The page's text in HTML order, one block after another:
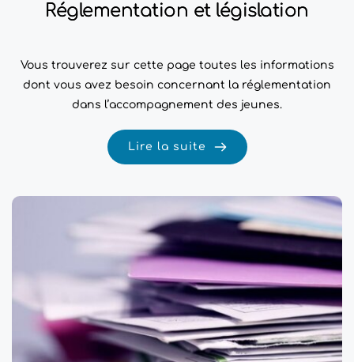
Réglementation et législation
Vous trouverez sur cette page toutes les informations
dont vous avez besoin concernant la réglementation
dans l’accompagnement des jeunes.
Lire la suite